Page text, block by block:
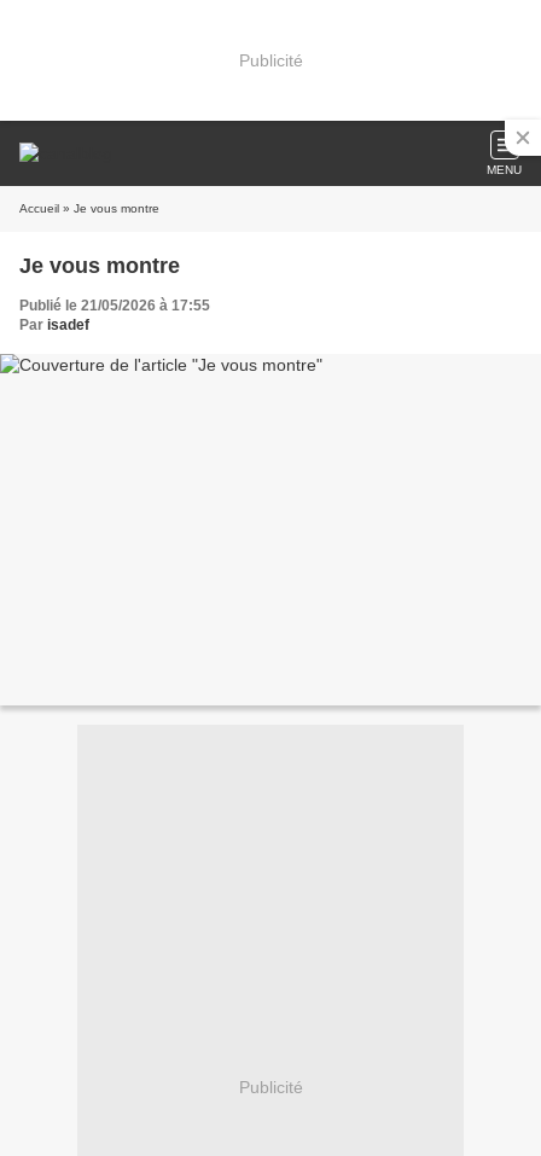
Publicité
MENU
Accueil » Je vous montre
Je vous montre
Publié le 21/05/2026 à 17:55
Par isadef
Publicité